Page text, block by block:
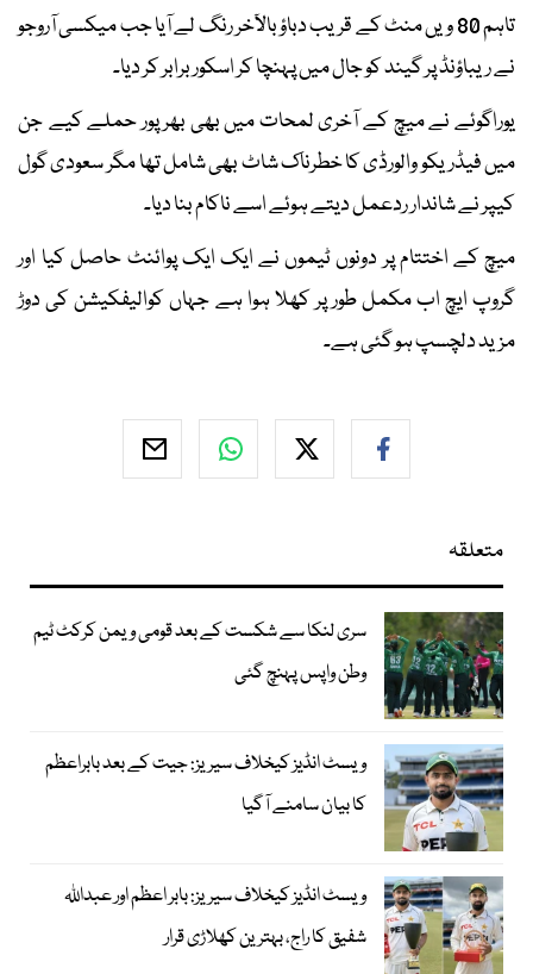
تاہم 80 ویں منٹ کے قریب دباؤ بالآخر رنگ لے آیا جب میکسی آروجو
نے ریباؤنڈ پر گیند کو جال میں پہنچا کر اسکور برابر کر دیا۔
یوراگوئے نے میچ کے آخری لمحات میں بھی بھرپور حملے کیے جن
میں فیڈریکو والورڈی کا خطرناک شاٹ بھی شامل تھا مگر سعودی گول
کیپر نے شاندار ردعمل دیتے ہوئے اسے ناکام بنا دیا۔
میچ کے اختتام پر دونوں ٹیموں نے ایک ایک پوائنٹ حاصل کیا اور
گروپ ایچ اب مکمل طور پر کھلا ہوا ہے جہاں کوالیفکیشن کی دوڑ
مزید دلچسپ ہو گئی ہے۔
متعلقہ
سری لنکا سے شکست کے بعد قومی ویمن کرکٹ ٹیم
وطن واپس پہنچ گئی
ویسٹ انڈیز کیخلاف سیریز: جیت کے بعد بابراعظم
کا بیان سامنے آگیا
ویسٹ انڈیز کیخلاف سیریز: بابر اعظم اور عبداللہ
شفیق کا راج، بہترین کھلاڑی قرار